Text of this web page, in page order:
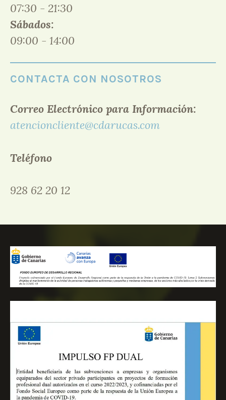
07:30 - 21:30
Sábados:
09:00 - 14:00
CONTACTA CON NOSOTROS
Correo Electrónico para Información:
atencioncliente@cdarucas.com
Teléfono
928 62 20 12